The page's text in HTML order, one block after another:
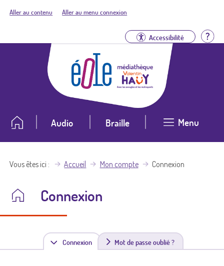
Aller au contenu Aller au menu connexion
Accessibilité
Audio Braille Menu
Vous êtes ici Accueil Mon compte Connexion
Connexion
Connexion(
Mot de passe oublié ?